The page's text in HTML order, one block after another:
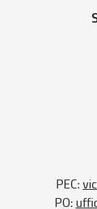
PEC:
PO: